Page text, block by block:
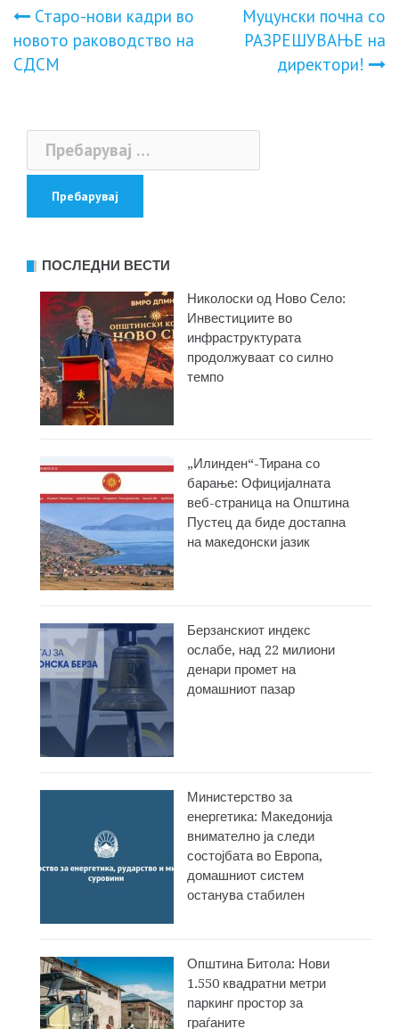
Навигација
на
Старо-нови кадри во
новото раководство на
СДСМ
Муцунски почна со
РАЗРЕШУВАЊЕ на
директори!
Пребарувај
за:
ПОСЛЕДНИ ВЕСТИ
Николоски од Ново Село:
Инвестициите во
инфраструктурата
продолжуваат со силно
темпо
„Илинден“-Тирана со
барање: Официјалната
веб-страница на Општина
Пустец да биде достапна
на македонски јазик
Берзанскиот индекс
ослабе, над 22 милиони
денари промет на
домашниот пазар
Министерство за
енергетика: Македонија
внимателно ја следи
состојбата во Европа,
домашниот систем
останува стабилен
Општина Битола: Нови
1.550 квадратни метри
паркинг простор за
граѓаните